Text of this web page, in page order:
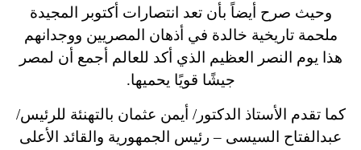
وحيث صرح أيضاً بأن تعد انتصارات أكتوبر المجيدة
ملحمة تاريخية خالدة في أذهان المصريين ووجدانهم
هذا يوم النصر العظيم الذي أكد للعالم أجمع أن لمصر
جيشًا قويًا يحميها.
كما تقدم الأستاذ الدكتور/ أيمن عثمان بالتهنئة للرئيس/
عبدالفتاح السيسى – رئيس الجمهورية والقائد الأعلى